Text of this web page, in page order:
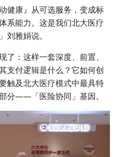
健康』从可选服务，变成标
系能力。这是我们北大医疗
刘雅娟说。
了：这样一套深度、前置、
支付逻辑是什么？它如何创
触及北大医疗模式中最具特
分——「医险协同」基因。